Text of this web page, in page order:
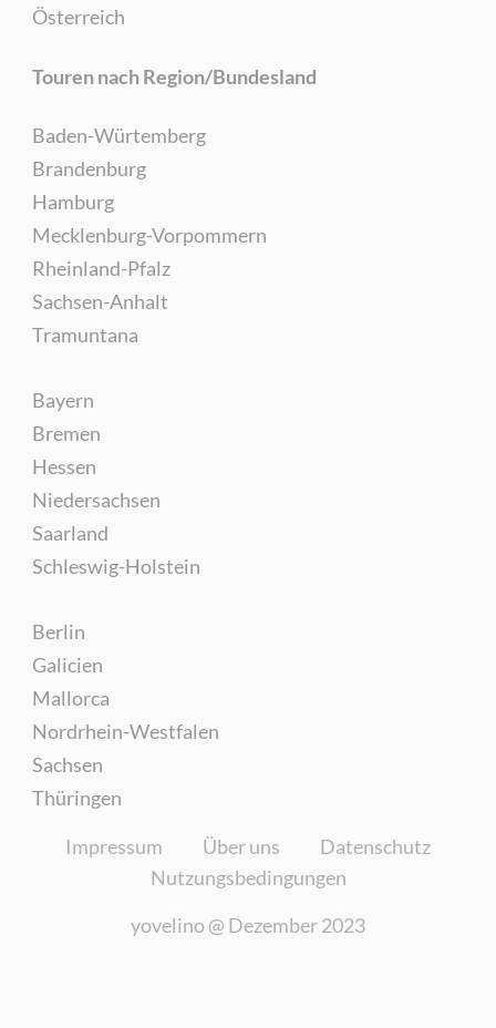
Österreich
Touren nach Region/Bundesland
Baden-Würtemberg
Brandenburg
Hamburg
Mecklenburg-Vorpommern
Rheinland-Pfalz
Sachsen-Anhalt
Tramuntana
Bayern
Bremen
Hessen
Niedersachsen
Saarland
Schleswig-Holstein
Berlin
Galicien
Mallorca
Nordrhein-Westfalen
Sachsen
Thüringen
Impressum Über uns
Datenschutz
Nutzungsbedingungen
yovelino @ Dezember 2023